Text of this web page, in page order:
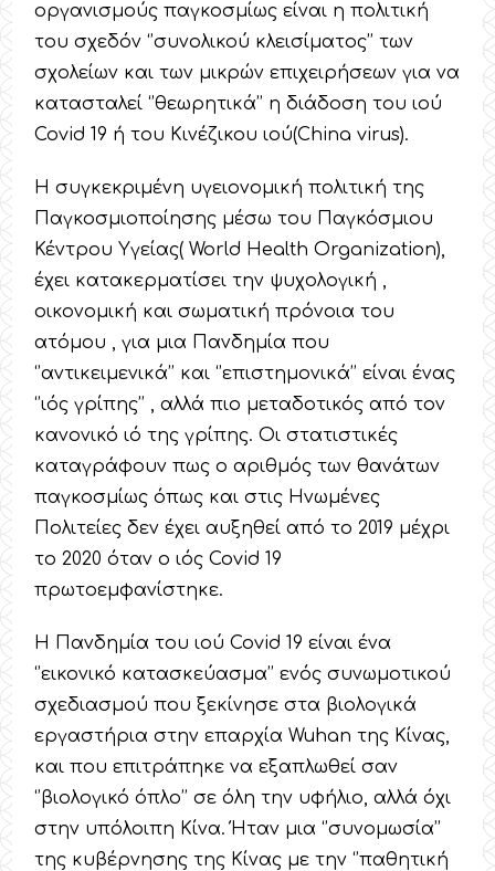
οργανισμούς παγκοσμίως είναι η πολιτική
του σχεδόν ‘’συνολικού κλεισίματος’’ των
σχολείων και των μικρών επιχειρήσεων για να
κατασταλεί ‘’θεωρητικά’’ η διάδοση του ιού
Covid 19 ή του Κινέζικου ιού(China virus).
H συγκεκριμένη υγειονομική πολιτική της
Παγκοσμιοποίησης μέσω του Παγκόσμιου
Κέντρου Υγείας( World Health Organization),
έχει κατακερματίσει την ψυχολογική ,
οικονομική και σωματική πρόνοια του
ατόμου , για μια Πανδημία που
‘’αντικειμενικά’’ και ‘’επιστημονικά’’ είναι ένας
‘’ιός γρίπης’’ , αλλά πιο μεταδοτικός από τον
κανονικό ιό της γρίπης. Οι στατιστικές
καταγράφουν πως ο αριθμός των θανάτων
παγκοσμίως όπως και στις Ηνωμένες
Πολιτείες δεν έχει αυξηθεί από το 2019 μέχρι
το 2020 όταν ο ιός Covid 19
πρωτοεμφανίστηκε.
Η Πανδημία του ιού Covid 19 είναι ένα
‘’εικονικό κατασκεύασμα’’ ενός συνωμοτικού
σχεδιασμού που ξεκίνησε στα βιολογικά
εργαστήρια στην επαρχία Wuhan της Κίνας,
και που επιτράπηκε να εξαπλωθεί σαν
‘’βιολογικό όπλο’’ σε όλη την υφήλιο, αλλά όχι
στην υπόλοιπη Κίνα. Ήταν μια ‘’συνομωσία’’
της κυβέρνησης της Κίνας με την ‘’παθητική